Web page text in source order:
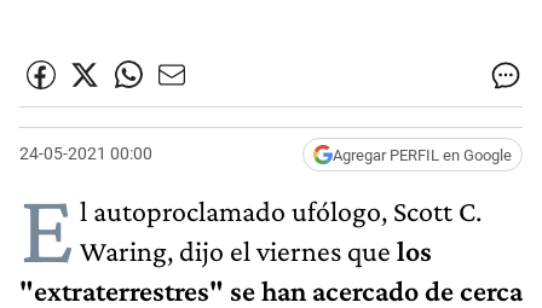
24-05-2021 00:00 Agregar PERFIL en Google
E l autoproclamado ufólogo, Scott C.
Waring, dijo el viernes que los
"extraterrestres" se han acercado de cerca